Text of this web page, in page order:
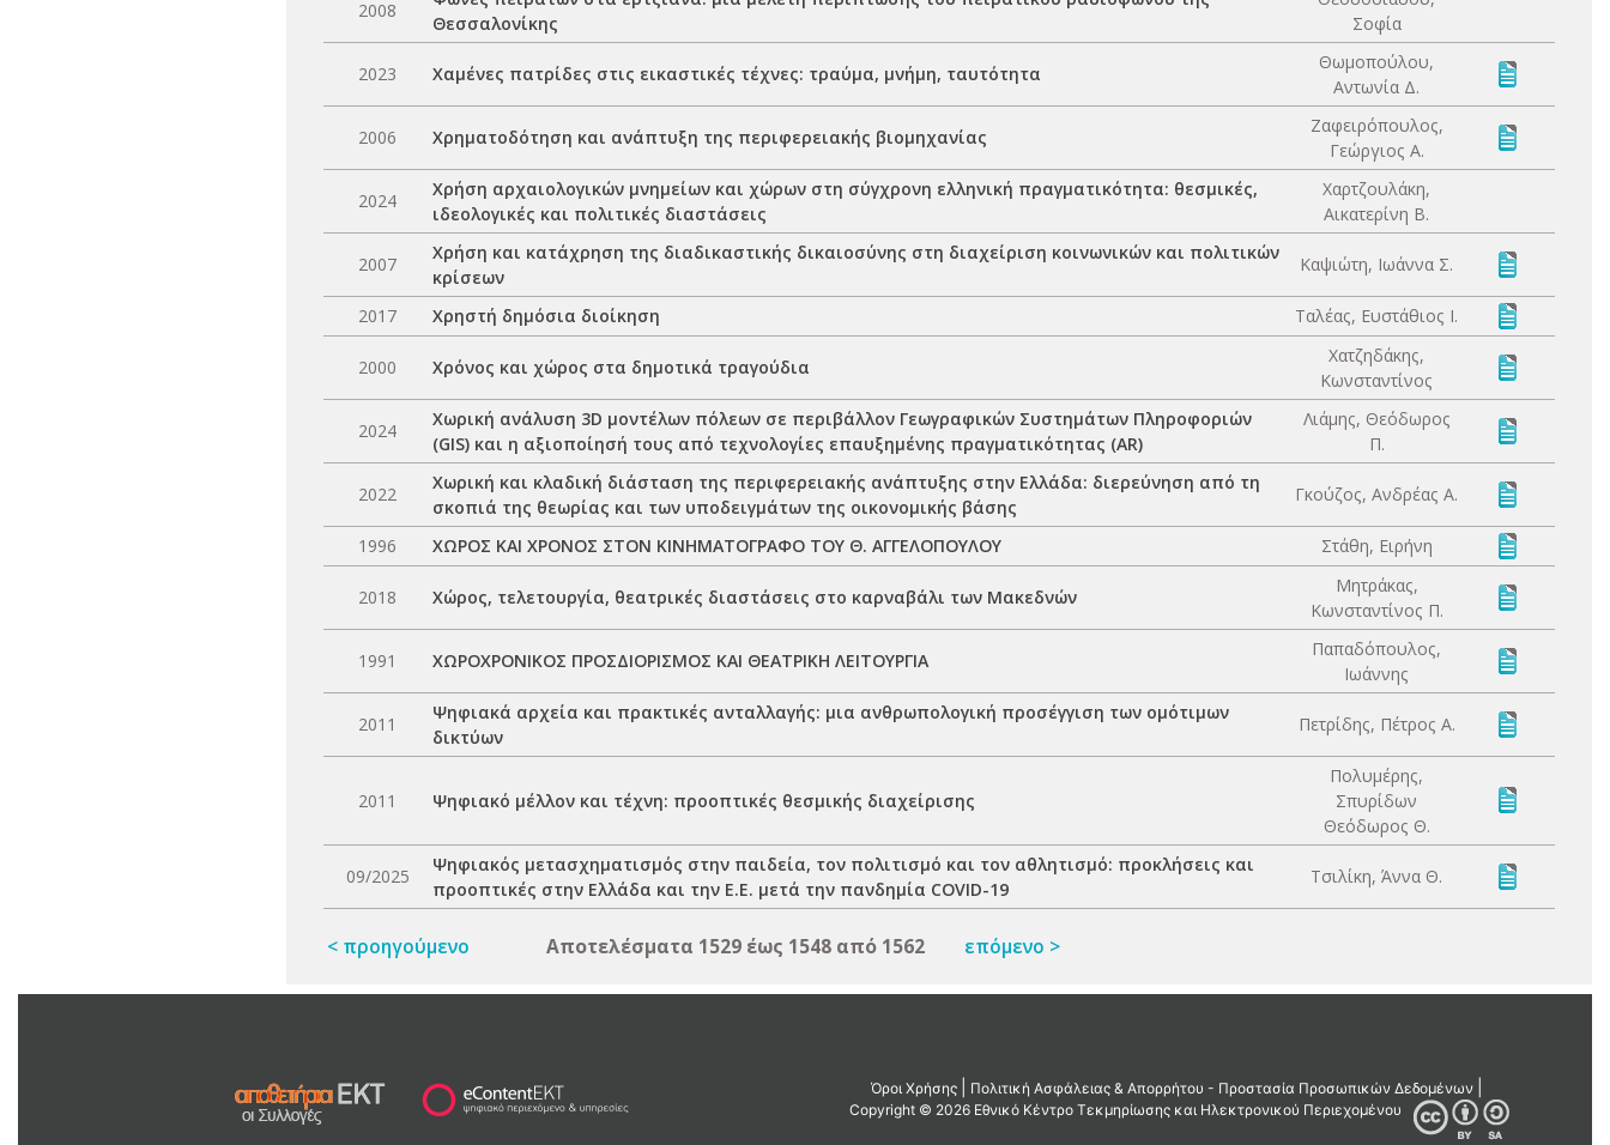
2008
Θεσσαλονίκης
Σοφία
2023 Χαμένες πατρίδες στις εικαστικές τέχνες: τραύμα, μνήμη, ταυτότητα
Θωμοπούλου,
Αντωνία Δ.
2006 Χρηματοδότηση και ανάπτυξη της περιφερειακής βιομηχανίας
Ζαφειρόπουλος,
Γεώργιος Α.
2024
Χρήση αρχαιολογικών μνημείων και χώρων στη σύγχρονη ελληνική πραγματικότητα: θεσμικές,
ιδεολογικές και πολιτικές διαστάσεις
Χαρτζουλάκη,
Αικατερίνη Β.
2007
Χρήση και κατάχρηση της διαδικαστικής δικαιοσύνης στη διαχείριση κοινωνικών και πολιτικών
κρίσεων
Καψιώτη, Ιωάννα Σ.
2017 Χρηστή δημόσια διοίκηση Ταλέας, Ευστάθιος Ι.
2000 Χρόνος και χώρος στα δημοτικά τραγούδια
Χατζηδάκης,
Κωνσταντίνος
2024
Χωρική ανάλυση 3D μοντέλων πόλεων σε περιβάλλον Γεωγραφικών Συστημάτων Πληροφοριών
(GIS) και η αξιοποίησή τους από τεχνολογίες επαυξημένης πραγματικότητας (AR)
Λιάμης, Θεόδωρος
Π.
2022
Χωρική και κλαδική διάσταση της περιφερειακής ανάπτυξης στην Ελλάδα: διερεύνηση από τη
σκοπιά της θεωρίας και των υποδειγμάτων της οικονομικής βάσης
Γκούζος, Ανδρέας Α.
1996 ΧΩΡΟΣ ΚΑΙ ΧΡΟΝΟΣ ΣΤΟΝ ΚΙΝΗΜΑΤΟΓΡΑΦΟ ΤΟΥ Θ. ΑΓΓΕΛΟΠΟΥΛΟΥ Στάθη, Ειρήνη
2018 Χώρος, τελετουργία, θεατρικές διαστάσεις στο καρναβάλι των Μακεδνών
Μητράκας,
Κωνσταντίνος Π.
1991 ΧΩΡΟΧΡΟΝΙΚΟΣ ΠΡΟΣΔΙΟΡΙΣΜΟΣ ΚΑΙ ΘΕΑΤΡΙΚΗ ΛΕΙΤΟΥΡΓΙΑ
Παπαδόπουλος,
Ιωάννης
2011
Ψηφιακά αρχεία και πρακτικές ανταλλαγής: μια ανθρωπολογική προσέγγιση των ομότιμων
δικτύων
Πετρίδης, Πέτρος Α.
2011 Ψηφιακό μέλλον και τέχνη: προοπτικές θεσμικής διαχείρισης
Πολυμέρης,
Σπυρίδων
Θεόδωρος Θ.
09/2025
Ψηφιακός μετασχηματισμός στην παιδεία, τον πολιτισμό και τον αθλητισμό: προκλήσεις και
προοπτικές στην Ελλάδα και την Ε.Ε. μετά την πανδημία COVID-19
Τσιλίκη, Άννα Θ.
< προηγούμενο Αποτελέσματα 1529 έως 1548 από 1562 επόμενο >